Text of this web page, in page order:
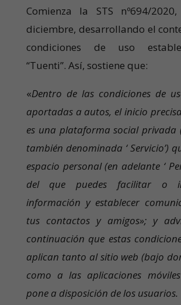
Comienza la STS nº694/
diciembre, desarrollando el
condiciones de uso
“Tuenti”. Así, sostiene que:
«Dentro de las condiciones de
aportadas a autos, el inicio
es una plataforma social privada
también denominada ‘ Servicio’)
espacio personal (en adelante ‘
del que puedes facilitar o
información y establecer
tus contactos y amigos»; y
continuación que estas
aplican tanto al sitio web (bajo
como a las aplicaciones
pone a disposición de los usuarios.